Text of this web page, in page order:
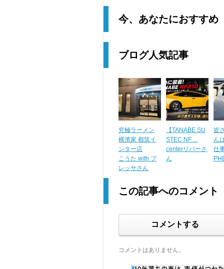
今、あなたにおすすめ
ブログ人気記事
究極ラーメン
横濱家 都筑イ
ンター店
こうた with プ
レッサさん
【TANABE SU
STEC NF ...
centerリバーさ
ん
皆
ん
仕
この記事へのコメント
コメントする
コメントはありません。